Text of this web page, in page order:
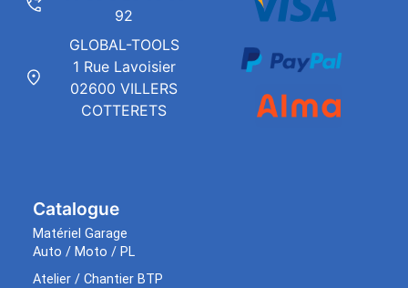
Catalogue
Matériel Garage
Auto / Moto / PL
Atelier / Chantier BTP
92
GLOBAL-TOOLS
1 Rue Lavoisier
02600 VILLERS
COTTERETS